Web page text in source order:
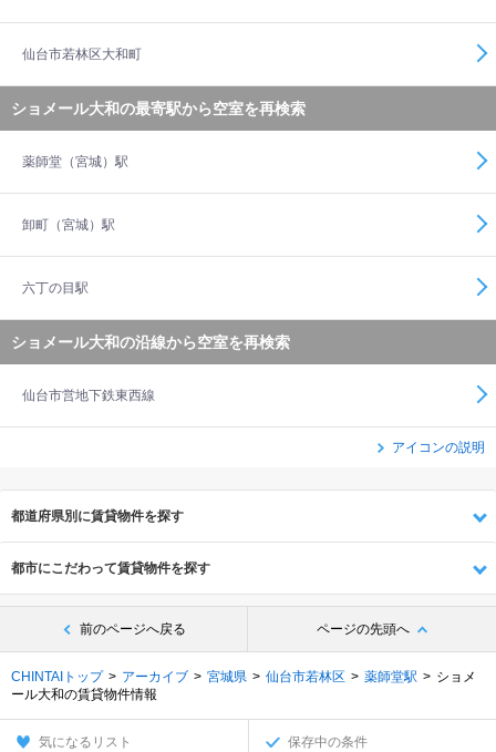
仙台市若林区大和町
ショメール大和の最寄駅から空室を再検索
薬師堂（宮城）駅
卸町（宮城）駅
六丁の目駅
ショメール大和の沿線から空室を再検索
仙台市営地下鉄東西線
アイコンの説明
都道府県別に賃貸物件を探す
都市にこだわって賃貸物件を探す
前のページへ戻る ページの先頭へ
CHINTAIトップ アーカイブ 宮城県 仙台市若林区 薬師堂駅
ショメ
ール大和の賃貸物件情報
気になるリスト 保存中の条件